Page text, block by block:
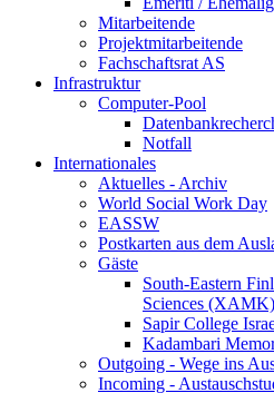
Mitarbeitende
Projektmitarbeitende
Fachschaftsrat AS
Infrastruktur
Computer-Pool
Notfall
Internationales
Aktuelles - Archiv
World Social Work Day
EASSW
Postkarten aus dem
Gäste
South-Eastern
Sciences (XAMK)
Sapir College
Kadambari
Outgoing - Wege ins
Incoming -